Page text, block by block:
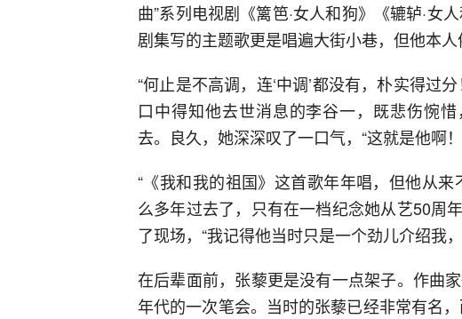
曲”系列电视剧《篱笆·女人和狗》《辘轳·女
剧集写的主题歌更是唱遍大街小巷，但他本人
“何止是不高调，连‘中调’都没有，朴实得过
口中得知他去世消息的李谷一，既悲伤惋
去。良久，她深深叹了一口气，“这就是他啊
“《我和我的祖国》这首歌年年唱，但他从
么多年过去了，只有在一档纪念她从艺50周
了现场，“我记得他当时只是一个劲儿介绍我
在后辈面前，张藜更是没有一点架子。作曲
年代的一次笔会。当时的张藜已经非常有名